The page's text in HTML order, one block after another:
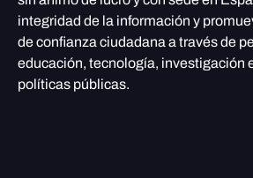
integridad de la información y
de confianza ciudadana a través de
educación, tecnología, investigación
políticas públicas.